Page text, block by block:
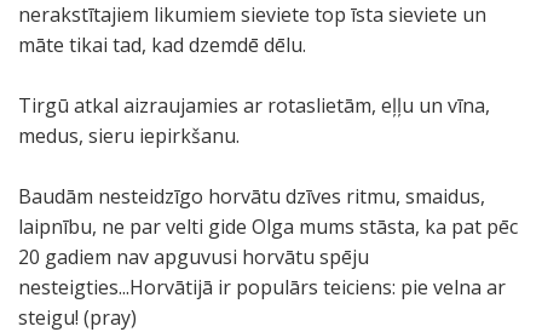
nerakstītajiem likumiem sieviete top īsta sieviete un
māte tikai tad, kad dzemdē dēlu.
Tirgū atkal aizraujamies ar rotaslietām, eļļu un vīna,
medus, sieru iepirkšanu.
Baudām nesteidzīgo horvātu dzīves ritmu, smaidus,
laipnību, ne par velti gide Olga mums stāsta, ka pat pēc
20 gadiem nav apguvusi horvātu spēju
nesteigties...Horvātijā ir populārs teiciens: pie velna ar
steigu! (pray)